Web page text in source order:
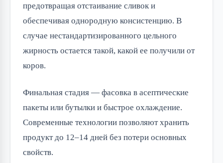
предотвращая отстаивание сливок и
обеспечивая однородную консистенцию. В
случае нестандартизированного цельного
жирность остается такой, какой ее получили от
коров.
Финальная стадия — фасовка в асептические
пакеты или бутылки и быстрое охлаждение.
Современные технологии позволяют хранить
продукт до 12–14 дней без потери основных
свойств.